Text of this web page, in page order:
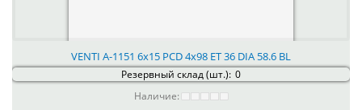
VENTI А-1151 6x15 PCD 4x98 ET 36 DIA 58.6 BL
Резервный склад (шт.): 0
Наличие: